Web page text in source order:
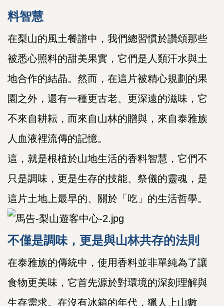
料智慧
在梨山的風土餐譜中，我們總習慣於讚頌那些
被悉心照料的甜美果實，它們是人類汗水與土
地合作的結晶。然而，在這片被精心規劃的果
園之外，還有一種更古老、更深遠的滋味，它
不來自耕耘，而來自山林的贈與，來自泰雅族
人血液裡流傳的記憶。
這，就是根植於山地生活的香料智慧，它們不
只是調味，更是生存的技能、祭儀的靈魂，是
這片土地上最早的、關於「吃」的生活哲學。
不僅是調味，更是與山林共存的法則
在泰雅族的傳統中，使用香料並非單純為了讓
食物更美味，它首先源於對環境的深刻理解與
生存需求。在沒有冰箱的年代，獵人上山數